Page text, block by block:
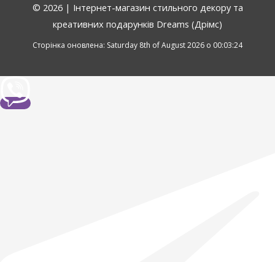
© 2026 | Інтернет-магазин стильного декору та
креативних подарунків Dreams (Дрімс)
Сторінка оновлена: Saturday 8th of August 2026 о 00:03:24